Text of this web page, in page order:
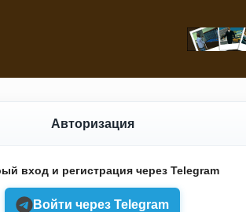
Авторизация
вход и регистрация через Telegram
Войти через Telegram